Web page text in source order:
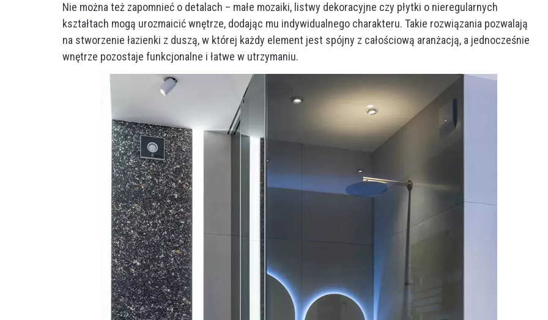
Nie można też zapomnieć o detalach – małe mozaiki, listwy dekoracyjne czy płytki o nieregularnych
kształtach mogą urozmaicić wnętrze, dodając mu indywidualnego charakteru. Takie rozwiązania pozwalają
na stworzenie łazienki z duszą, w której każdy element jest spójny z całościową aranżacją, a jednocześnie
wnętrze pozostaje funkcjonalne i łatwe w utrzymaniu.